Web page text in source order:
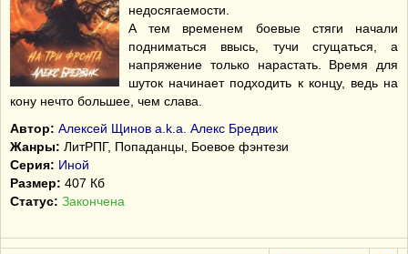
недосягаемости.
А тем временем боевые стяги начали
подниматься ввысь, тучи сгущаться, а
напряжение только нарастать. Время для
шуток начинает подходить к концу, ведь на
кону нечто большее, чем слава.
Автор: Алексей Щинов a.k.a. Алекс Бредвик
Жанры: ЛитРПГ, Попаданцы, Боевое фэнтези
Серия: Иной
Размер: 407 Кб
Статус: Закончена